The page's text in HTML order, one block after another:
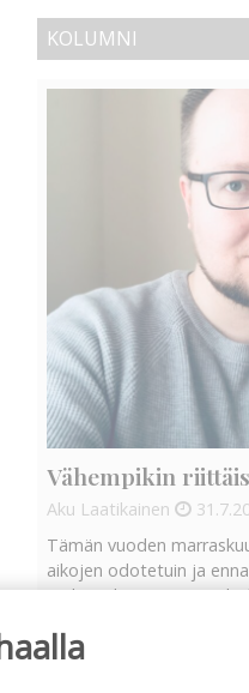
KOLUMNI
Vähempikin
Aku Laatikainen
Tämän vuoden
aikojen odotetuin ja
todennäköisesti myös
myydyimmäksi